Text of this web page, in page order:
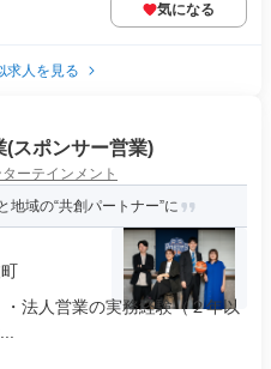
気になる
求人を見る
(スポンサー営業)
ーテインメント
地域の“共創パートナー”に
法人営業の実務経験（２年以